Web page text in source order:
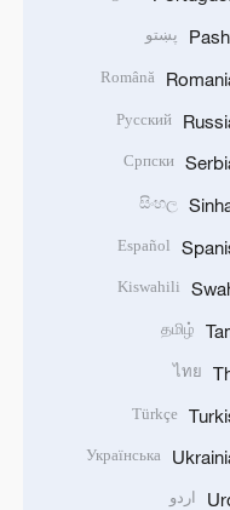
پښتو
Română
Русский
Српски
සිංහල
Español
Kiswahili
தமிழ்
ไทย
Türkçe
Українська
اردو